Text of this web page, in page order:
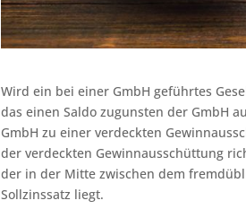
Wird ein bei einer GmbH geführtes
das einen Saldo zugunsten der GmbH
GmbH zu einer verdeckten
der verdeckten Gewinnausschüttung
der in der Mitte zwischen dem
Sollzinssatz liegt.